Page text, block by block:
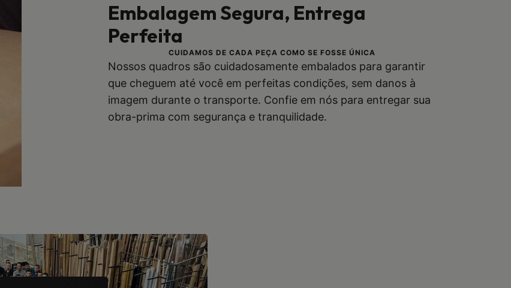
Embalagem Segura, Entrega
Perfeita
CUIDAMOS DE CADA PEÇA COMO SE FOSSE ÚNICA
Nossos quadros são cuidadosamente embalados para garantir
que cheguem até você em perfeitas condições, sem danos à
imagem durante o transporte. Confie em nós para entregar sua
obra-prima com segurança e tranquilidade.